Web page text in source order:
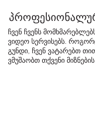
ჩვენ ჩვენს
ვიდეო სერვისებს.
გუნდი, ჩვენ ვატარებთ
ვმუშაობთ თქვენი